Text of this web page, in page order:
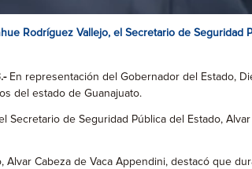
Rodríguez Vallejo, el Secretario de
En representación del Gobernador del Estado,
del estado de Guanajuato.
Secretario de Seguridad Pública del Estado,
Alvar Cabeza de Vaca Appendini, destacó que